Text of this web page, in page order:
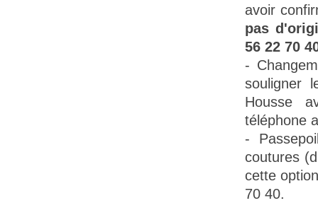
avoir
pas
56 22 70
-
souligner
Housse
téléphone
-
coutures
cette
70 40.